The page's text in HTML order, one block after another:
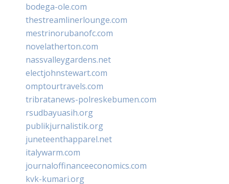
bodega-ole.com
thestreamlinerlounge.com
mestrinorubanofc.com
novelatherton.com
nassvalleygardens.net
electjohnstewart.com
omptourtravels.com
tribratanews-polreskebumen.com
rsudbayuasih.org
publikjurnalistik.org
juneteenthapparel.net
italywarm.com
journaloffinanceeconomics.com
kvk-kumari.org